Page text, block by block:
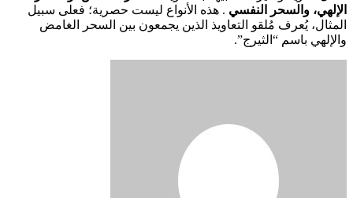
الإلهي، والسحر النفسي . هذه الأنواع ليست حصرية؛ فعلى سبيل
المثال، يُعرف مُلقو التعاويذ الذين يجمعون بين السحر الغامض
والإلهي باسم “الثيرج”.